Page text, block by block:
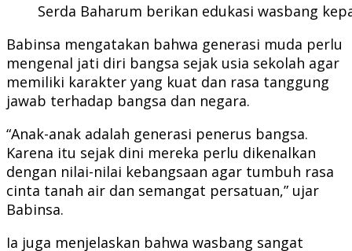
Serda Baharum berikan edukasi wasbang
Babinsa mengatakan bahwa generasi muda perlu
mengenal jati diri bangsa sejak usia sekolah agar
memiliki karakter yang kuat dan rasa tanggung
jawab terhadap bangsa dan negara.
“Anak-anak adalah generasi penerus bangsa.
Karena itu sejak dini mereka perlu dikenalkan
dengan nilai-nilai kebangsaan agar tumbuh rasa
cinta tanah air dan semangat persatuan,” ujar
Babinsa.
Ia juga menjelaskan bahwa wasbang sangat